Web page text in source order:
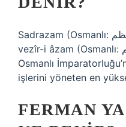
Sadrazam (Osmanlı: صدر اعظم, Ṣadr-i Âʿẓam) veya
vezîr-i âzam (Osmanlı: وزیر اعظم, Ṣadr-i ʿẓam),
Osmanlı
işlerini yöneten en
FERMAN